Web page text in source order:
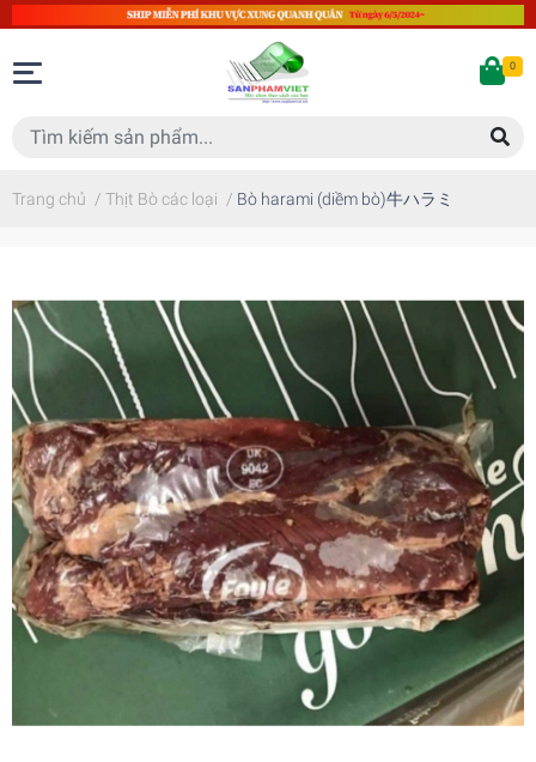
0
Trang chủ / Thịt Bò các loại / Bò harami (diềm bò)牛ハラミ